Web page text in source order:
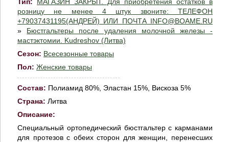
розницу не менее 4 штук звоните: ТЕЛЕФОН
+79037431195(АНДРЕЙ) ИЛИ ПОЧТА INFO@BOAME.RU
» Бюстгальтеры после удаления молочной железы -
мастэктомии. Kudreshov (Литва)
Сезон: Всесезонные товары
Пол: Женские товары
Состав: Полиамид 80%, Эластан 15%, Вискоза 5%
Страна: Литва
Описание:
Специальный ортопедический бюстгальтер с карманами
для протезов с обеих сторон для женщин, перенесших